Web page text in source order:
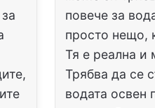
повече за
просто нещо,
Тя е реална и
Трябва да се
водата освен